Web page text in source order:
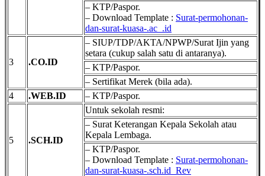
– KTP/Paspor.
– Download Template : Surat-permohonan-
dan-surat-kuasa-.ac_.id
3 .CO.ID
– SIUP/TDP/AKTA/NPWP/Surat Ijin yang
setara (cukup salah satu di antaranya).
– KTP/Paspor.
– Sertifikat Merek (bila ada).
4
.WEB.ID – KTP/Paspor.
5 .SCH.ID
Untuk sekolah resmi:
– Surat Keterangan Kepala Sekolah atau
Kepala Lembaga.
– KTP/Paspor.
– Download Template : Surat-permohonan-
dan-surat-kuasa-.sch.id_Rev